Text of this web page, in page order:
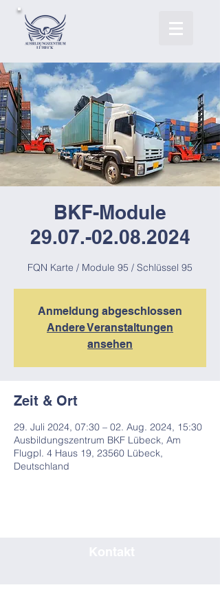
BKF-Module
29.07.-02.08.2024
FQN Karte / Module 95 / Schlüssel 95
Anmeldung abgeschlossen
Andere Veranstaltungen
ansehen
Zeit & Ort
29. Juli 2024, 07:30 – 02. Aug. 2024, 15:30
Ausbildungszentrum BKF Lübeck, Am
Flugpl. 4 Haus 19, 23560 Lübeck,
Deutschland